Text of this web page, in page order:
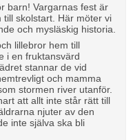
barn! Vargarnas fest är
skolstart. Här möter vi
och mysläskig historia.
lillebror hem till
i en fruktansvärd
stannar de vid
och mamma
stormen river utanför.
att allt inte står rätt till
njuter av den
inte själva ska bli